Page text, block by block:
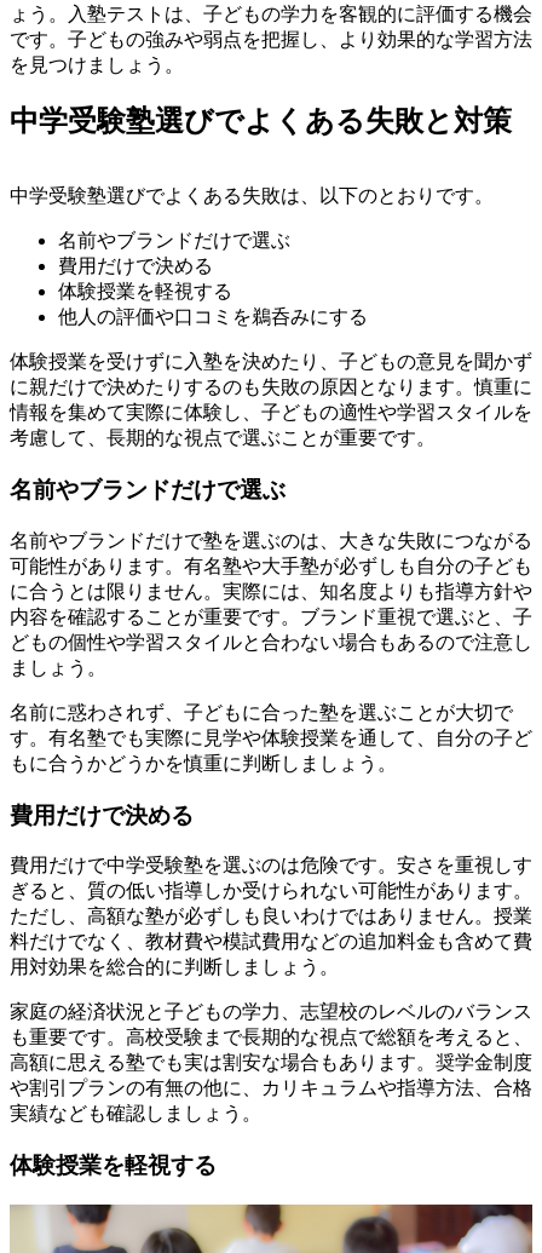
ょう。入塾テストは、子どもの学力を客観的に評価する機会
です。子どもの強みや弱点を把握し、より効果的な学習方法
を見つけましょう。
中学受験塾選びでよくある失敗と対策
中学受験塾選びでよくある失敗は、以下のとおりです。
名前やブランドだけで選ぶ
費用だけで決める
体験授業を軽視する
他人の評価や口コミを鵜呑みにする
体験授業を受けずに入塾を決めたり、子どもの意見を聞かず
に親だけで決めたりするのも失敗の原因となります。慎重に
情報を集めて実際に体験し、子どもの適性や学習スタイルを
考慮して、長期的な視点で選ぶことが重要です。
名前やブランドだけで選ぶ
名前やブランドだけで塾を選ぶのは、大きな失敗につながる
可能性があります。有名塾や大手塾が必ずしも自分の子ども
に合うとは限りません。実際には、知名度よりも指導方針や
内容を確認することが重要です。ブランド重視で選ぶと、子
どもの個性や学習スタイルと合わない場合もあるので注意し
ましょう。
名前に惑わされず、子どもに合った塾を選ぶことが大切で
す。有名塾でも実際に見学や体験授業を通して、自分の子ど
もに合うかどうかを慎重に判断しましょう。
費用だけで決める
費用だけで中学受験塾を選ぶのは危険です。安さを重視しす
ぎると、質の低い指導しか受けられない可能性があります。
ただし、高額な塾が必ずしも良いわけではありません。授業
料だけでなく、教材費や模試費用などの追加料金も含めて費
用対効果を総合的に判断しましょう。
家庭の経済状況と子どもの学力、志望校のレベルのバランス
も重要です。高校受験まで長期的な視点で総額を考えると、
高額に思える塾でも実は割安な場合もあります。奨学金制度
や割引プランの有無の他に、カリキュラムや指導方法、合格
実績なども確認しましょう。
体験授業を軽視する